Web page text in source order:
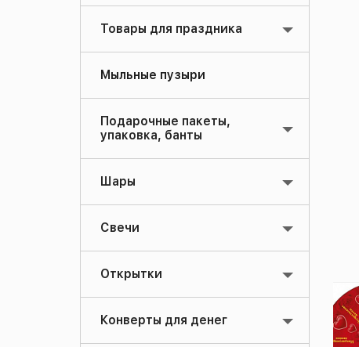
Товары для праздника
Мыльные пузыри
Подарочные пакеты,
упаковка, банты
Шары
Свечи
Открытки
Конверты для денег